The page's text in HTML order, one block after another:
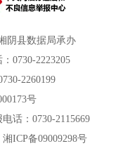
阴县数据局承办
0730-2223205
2260199
号
话：0730-2115669
湘ICP备09009298号